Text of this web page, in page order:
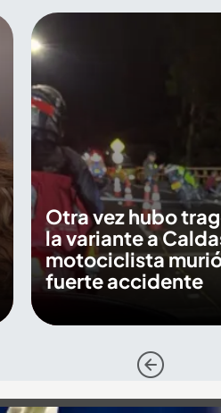
Otra vez hubo
la variante a
motociclista
fuerte accidente